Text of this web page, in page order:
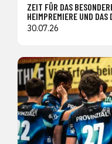
ZEIT FÜR DAS
HEIMPREMIERE UND DAS
30.07.26